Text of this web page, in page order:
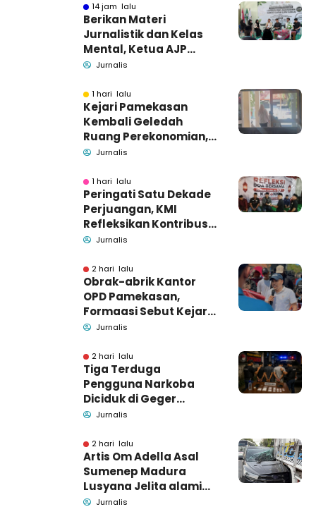
14 jam lalu
Berikan Materi
Jurnalistik dan Kelas
Mental, Ketua AJP
Bakar Semangat LPM
Jurnalis
1 hari lalu
Kejari Pamekasan
Kembali Geledah
Ruang Perekonomian,
Pidsus: Tunggu Saja!
Jurnalis
1 hari lalu
Peringati Satu Dekade
Perjuangan, KMI
Refleksikan Kontribusi
untuk Masyarakat
Jurnalis
2 hari lalu
Obrak-abrik Kantor
OPD Pamekasan,
Formaasi Sebut Kejari
Pamekasan
Jurnalis
2 hari lalu
Tiga Terduga
Pengguna Narkoba
Diciduk di Geger
Bangkalan, Polisi Masih
Barang Bukti
Jurnalis
2 hari lalu
Artis Om Adella Asal
Sumenep Madura
Lusyana Jelita alami
kecelakaan di Wonogiri
Jurnalis